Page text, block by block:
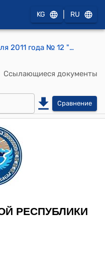
KG RU
Закон КР от 19 апреля 2011 года № 12 "О ратификации Соглашения о подготовке кадров для антитеррористических формирований государств-членов Шанхайской организации сотрудничества, подписанного 16 июня 2009 года в городе Екатеринбург"
Ссылающиеся документы
Сравнение